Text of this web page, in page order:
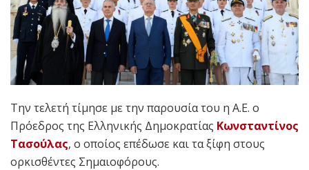
Την τελετή τίμησε με την παρουσία του η Α.Ε. ο
Πρόεδρος της Ελληνικής Δημοκρατίας Κωνσταντίνος
Τασούλας, ο οποίος επέδωσε και τα ξίφη στους
ορκισθέντες Σημαιοφόρους.